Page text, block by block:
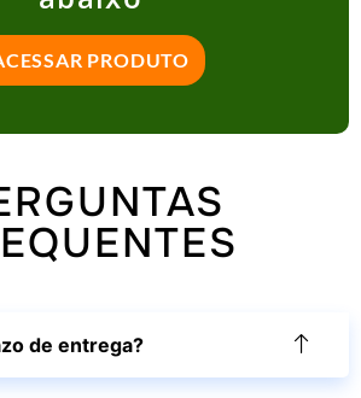
PRODUTO
de entrega?